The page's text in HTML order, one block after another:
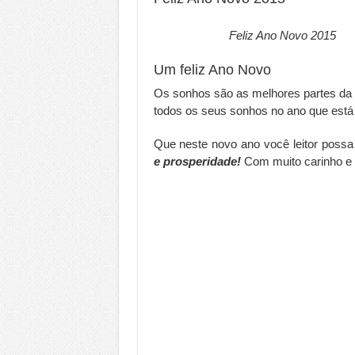
Feliz Ano Novo 2015
Um feliz Ano Novo
Os sonhos são as melhores partes da
todos os seus sonhos no ano que
Que neste novo ano você leitor
e prosperidade!Com muito carinho e